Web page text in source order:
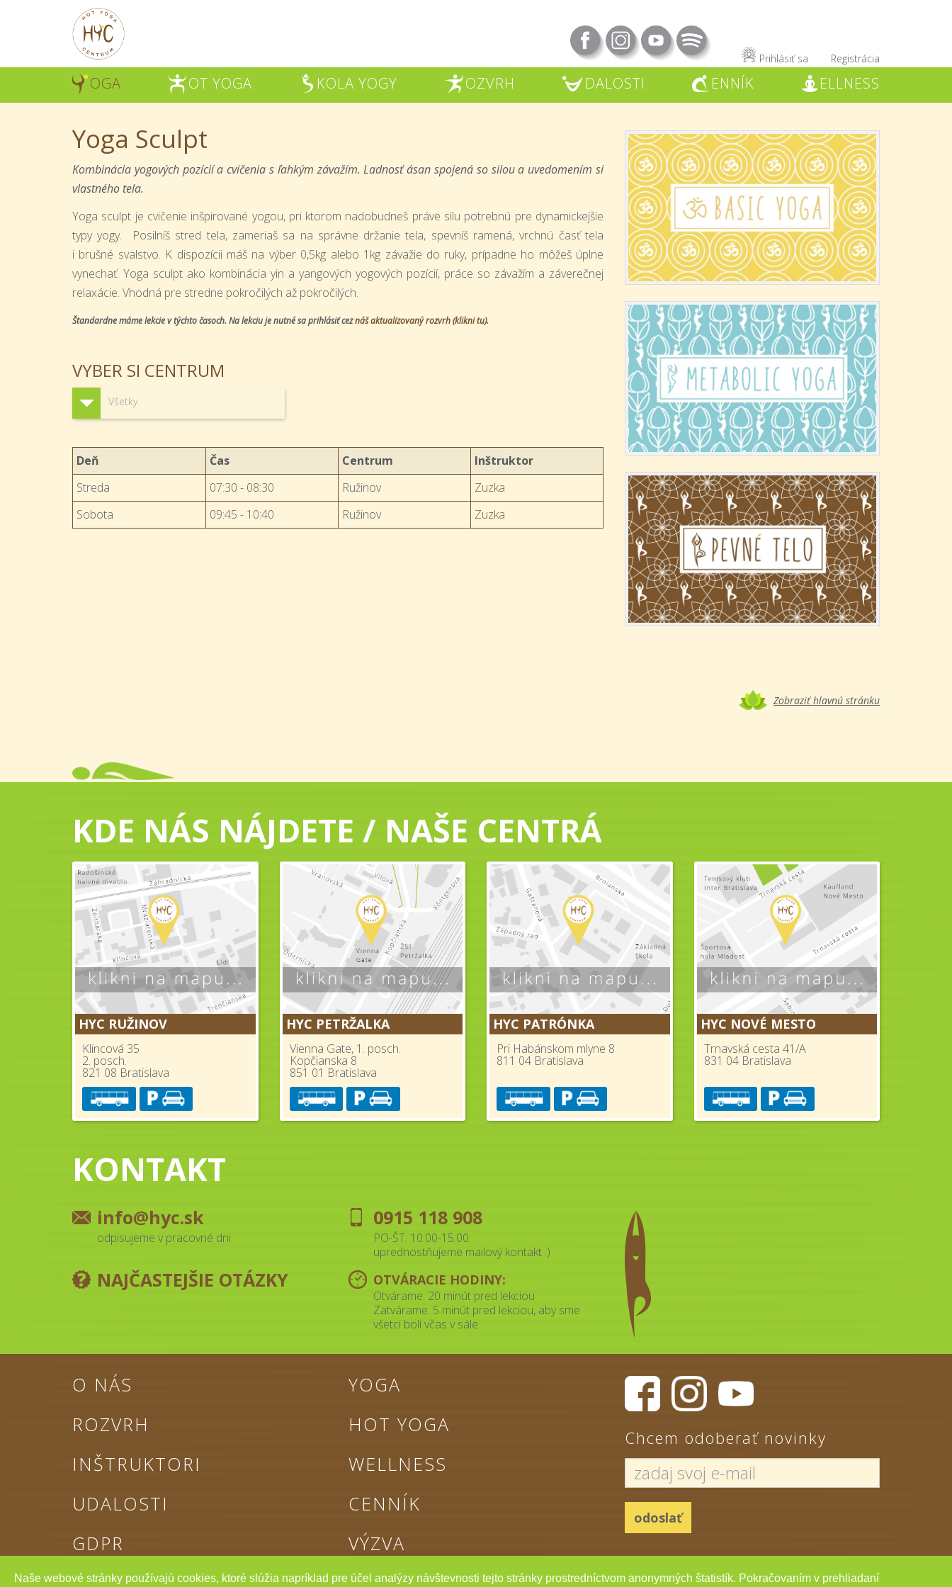
Prihlásiť sa Registrácia
OGA OT YOGA KOLA YOGY OZVRH DALOSTI ENNÍK ELLNESS
Yoga Sculpt
Kombinácia yogových pozícií a cvičenia s ľahkým závažím. Ladnosť ásan spojená so silou a uvedomením si
vlastného tela.
Yoga sculpt je cvičenie inšpirované yogou, pri ktorom nadobudneš práve silu potrebnú pre dynamickejšie
typy yogy. Posilníš stred tela, zameriaš sa na správne držanie tela, spevníš ramená, vrchnú časť tela
i brušné svalstvo. K dispozícii máš na výber 0,5kg alebo 1kg závažie do ruky, prípadne ho môžeš úplne
vynechať. Yoga sculpt ako kombinácia yin a yangových yogových pozícií, práce so závažím a záverečnej
relaxácie. Vhodná pre stredne pokročilých až pokročilých.
Štandardne máme lekcie v týchto časoch. Na lekciu je nutné sa prihlásiť ceznáš aktualizovaný rozvrh (klikni tu).
VYBER SI CENTRUM
Všetky
Deň Čas Centrum
Inštruktor
Streda
07:30 - 08:30 Ružinov
Zuzka
Sobota
09:45 - 10:40 Ružinov Zuzka
Zobraziť hlavnú stránku
KDE NÁS NÁJDETE / NAŠE CENTRÁ
HYC RUŽINOV
Klincová 35
2. posch.
821 08 Bratislava
HYC PETRŽALKA
Vienna Gate, 1. posch.
Kopčianska 8
851 01 Bratislava
HYC PATRÓNKA
Pri Habánskom mlyne 8
811 04 Bratislava
HYC NOVÉ MESTO
Trnavská cesta 41/A
831 04 Bratislava
KONTAKT
info@hyc.sk
odpisujeme v pracovné dni
NAJČASTEJŠIE OTÁZKY
0915 118 908
PO-ŠT: 10:00-15:00.
uprednostňujeme mailový kontakt :)
OTVÁRACIE HODINY:
Otvárame: 20 minút pred lekciou
Zatvárame: 5 minút pred lekciou, aby sme
všetci boli včas v sále
O NÁS
ROZVRH
INŠTRUKTORI
UDALOSTI
GDPR
YOGA
HOT YOGA
WELLNESS
CENNÍK
VÝZVA
Chcem odoberať novinky
Naše webové stránky používajú cookies, ktoré slúžia napríklad pre účel analýzy návštevnosti tejto stránky prostredníctvom anonymných štatistík. Pokračovaním v prehliadaní